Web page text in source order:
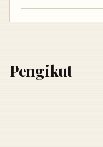
Pengikut